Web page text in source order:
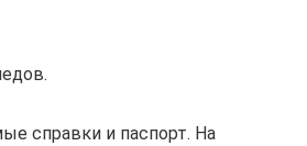
справки и паспорт. На